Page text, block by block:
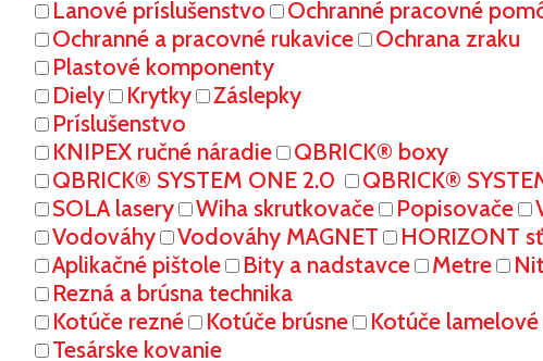
Lanové príslušenstvo
Ochranné pracovné
Ochranné a pracovné rukavice
Ochrana zraku
Plastové komponenty
Diely
Krytky
Záslepky
Príslušenstvo
KNIPEX ručné náradie
QBRICK® boxy
QBRICK® SYSTEM ONE 2.0
QBRICK®
SOLA lasery
Wiha skrutkovače Popisovače
Vodováhy
Vodováhy MAGNET
HORIZONT
Aplikačné pištole
Bity a nadstavce Metre
Rezná a brúsna technika
Kotúče rezné
Kotúče brúsne Kotúče lamelové
Tesárske kovanie